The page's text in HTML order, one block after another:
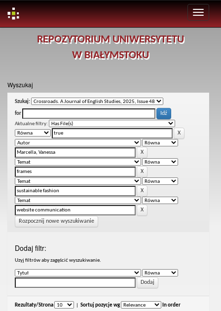
REPOZYTORIUM UNIWERSYTETU
W BIAŁYMSTOKU
Wyszukaj
Szukaj:
for
Aktualne filtry:
Rozpocznij nowe wyszukiwanie
Dodaj filtr:
Uzyj filtrów aby zagęścić wyszukiwanie.
Rezultaty/Strona Sortuj pozycje wg In order